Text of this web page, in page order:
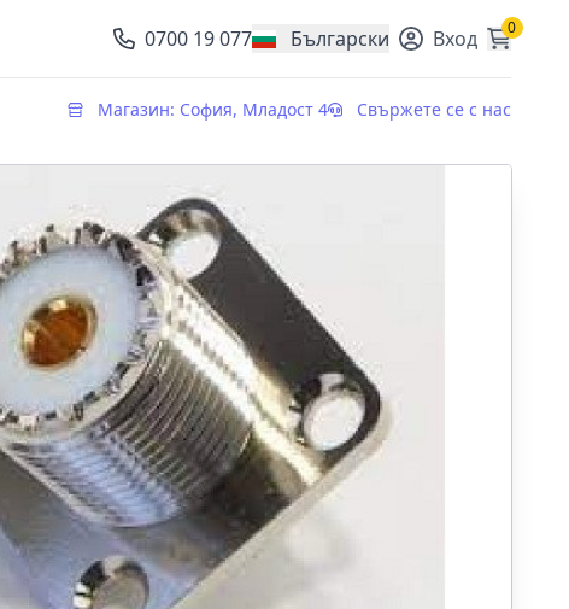
0700 19 077 Български
, change currency Вход 0
Магазин: София, Младост 4 Свържете се с нас